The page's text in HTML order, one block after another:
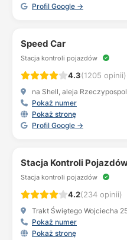
Profil Google →
Speed Car
Stacja kontroli pojazdów
4.3(1205 opinii)
na Shell, aleja
Pokaż numer
Pokaż stronę
Profil Google →
Stacja Kontroli
Stacja kontroli pojazdów
4.2(234 opinii)
Trakt Świętego Wojciecha
Pokaż numer
Pokaż stronę